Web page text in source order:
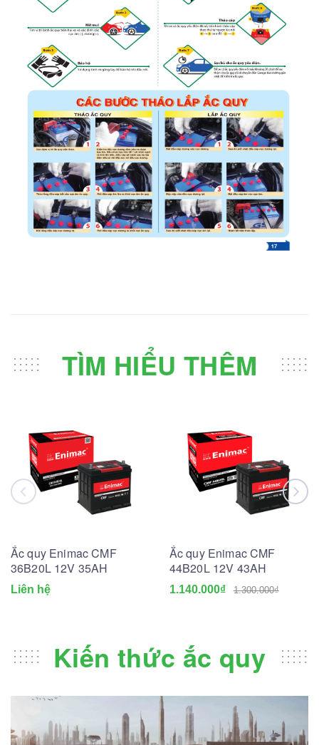
TÌM HIỂU THÊM
Ắc quy Enimac CMF
36B20L 12V 35AH
Liên hệ
Ắc quy Enimac CMF
44B20L 12V 43AH
1.140.000₫ 1.300.000₫
Kiến thức ắc quy